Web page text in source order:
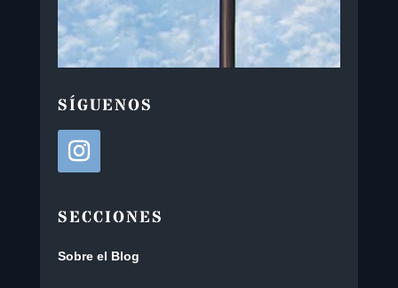
SÍGUENOS
SECCIONES
Sobre el Blog